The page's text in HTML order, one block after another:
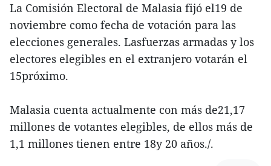
La Comisión Electoral de Malasia fijó el19 de
noviembre como fecha de votación para las
elecciones generales. Lasfuerzas armadas y los
electores elegibles en el extranjero votarán el
15próximo.
Malasia cuenta actualmente con más de21,17
millones de votantes elegibles, de ellos más de
1,1 millones tienen entre 18y 20 años./.